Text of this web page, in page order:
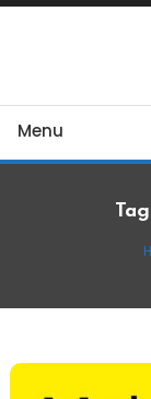
Skip
Sahi
Menu